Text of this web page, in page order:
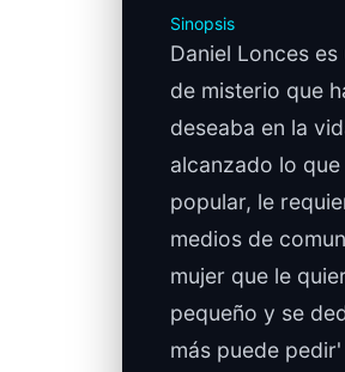
Sinopsis
Daniel Lonces
de misterio que
deseaba en la
alcanzado lo
popular, le
medios de
mujer que le
pequeño y se
más puede